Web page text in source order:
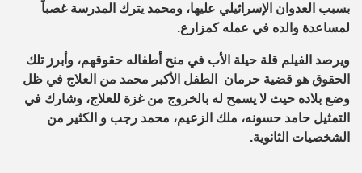
بسبب العدوان الإسرائيلي عليها، ومحمد يترك المدرسة غصباً
لمساعدة والده في عمله كمزارع.
ويرصد الفيلم قلة حيلة الأب في منح أطفاله حقوقهم، وأبرز تلك
الحقوق هو قضية حرمان الطفل الأكبر محمد من العلاج في ظل
وضع بلاده حيث لا يسمح له بالخروج من غزة للعلاج، وشارك في
التمثيل حامد حسونه، ملك الزعيم، محمد رجب و الكثير من
الشخصيات الثانوية.